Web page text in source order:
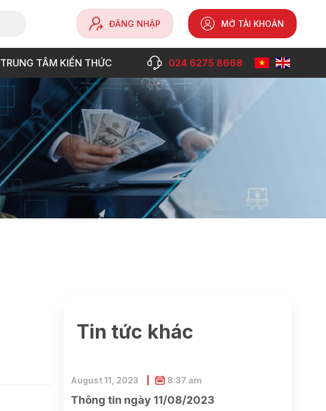
ĐĂNG NHẬP MỞ TÀI KHOẢN
TRUNG TÂM KIẾN THỨC 024 6275 8668
Tin tức khác
Thông tin ngày 11/08/2023
August 11, 2023 8:37 am